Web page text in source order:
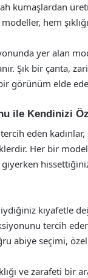
kumaşlardan
hem
yer alan
Şık bir çanta,
görünüm elde
ile Kendinizi
eden kadınlar,
Her bir
kıyafetle
tercih
abiye seçimi,
ve zarafeti bir